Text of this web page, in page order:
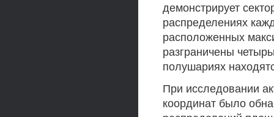
демонстрирует
распределениях
расположенных
разграничены
полушариях
При исследовании
координат было